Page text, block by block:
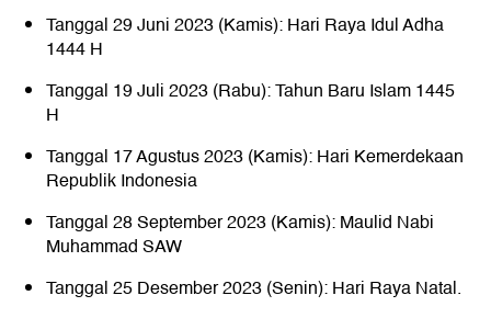
Tanggal 29 Juni 2023 (Kamis): Hari Raya Idul Adha
1444 H
Tanggal 19 Juli 2023 (Rabu): Tahun Baru Islam 1445
H
Tanggal 17 Agustus 2023 (Kamis): Hari Kemerdekaan
Republik Indonesia
Tanggal 28 September 2023 (Kamis): Maulid Nabi
Muhammad SAW
Tanggal 25 Desember 2023 (Senin): Hari Raya Natal.